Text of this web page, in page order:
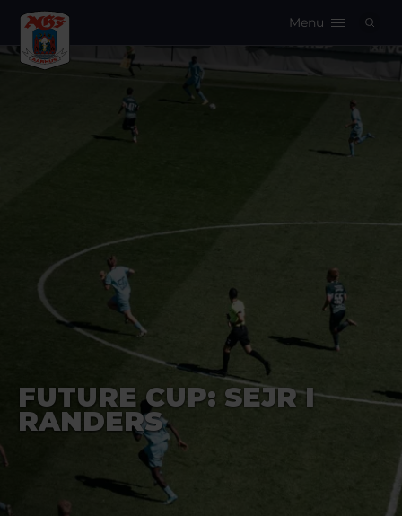
Menu
FUTURE CUP: SEJR I
RANDERS